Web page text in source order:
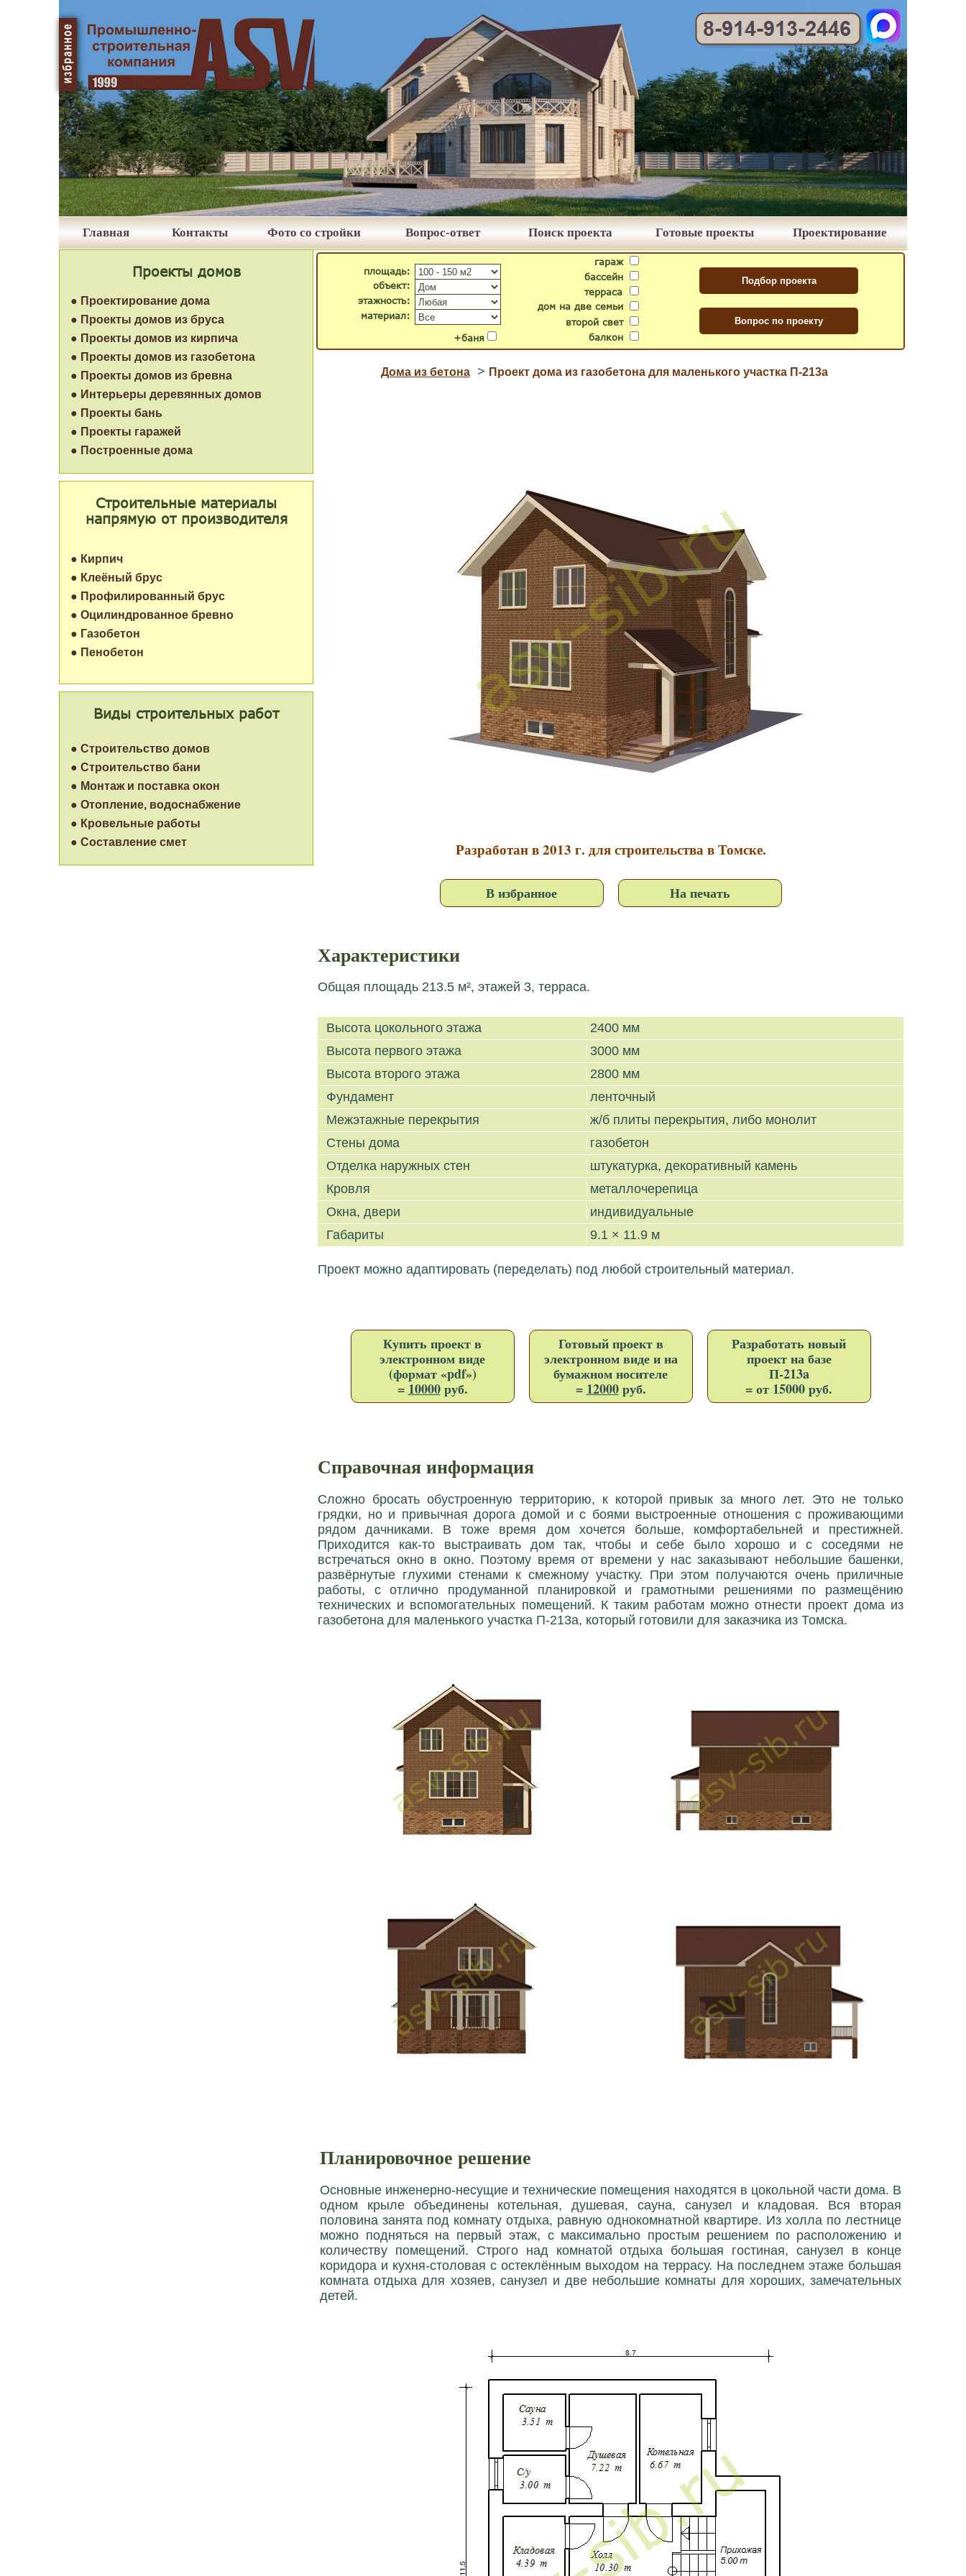
Проектирование
Главная Фото со стройки
Контакты Вопрос-ответ Поиск проекта Готовые проекты
Проекты домов
Строительные материалы
напрямую от производителя
● Кирпич
● Клеёный брус
● Профилированный брус
● Оцилиндрованное бревно
● Газобетон
● Пенобетон
Виды строительных работ
● Строительство домов
● Строительство бани
● Монтаж и поставка окон
● Отопление, водоснабжение
● Кровельные работы
● Составление смет
● Проектирование дома
● Проекты домов из бруса
● Проекты домов из кирпича
● Проекты домов из газобетона
● Проекты домов из бревна
● Интерьеры деревянных домов
● Проекты бань
● Проекты гаражей
● Построенные дома
гараж
бассейн
второй свет
дом на две семьи
терраса
балкон
+баня
объект:
материал:
площадь:
этажность:
Дома из бетона > Проект дома из газобетона для маленького участка П-213a
Разработан в 2013 г. для строительства в Томске.
В избранное На печать
Характеристики
Общая площадь 213.5 м², этажей 3, терраса.
Высота цокольного этажа
2400 мм
Высота первого этажа
3000 мм
Высота второго этажа
2800 мм
Фундамент
ленточный
Межэтажные перекрытия
ж/б плиты перекрытия, либо монолит
Стены дома
газобетон
Отделка наружных стен
штукатурка, декоративный камень
Кровля
металлочерепица
Окна, двери
индивидуальные
Габариты
9.1 × 11.9 м
Проект можно адаптировать (переделать) под любой строительный материал.
Купить проект в
электронном виде
(формат «pdf»)
= 10000руб.
Готовый проект в
электронном виде и на
бумажном носителе
= 12000руб.
Разработать новый
проект на базе
П-213a
= от 15000 руб.
Справочная информация
Сложно бросать обустроенную территорию, к которой привык за много лет. Это не только
грядки, но и привычная дорога домой и с боями выстроенные отношения с проживающими
рядом дачниками. В тоже время дом хочется больше, комфортабельней и престижней.
Приходится как-то выстраивать дом так, чтобы и себе было хорошо и с соседями не
встречаться окно в окно. Поэтому время от времени у нас заказывают небольшие башенки,
развёрнутые глухими стенами к смежному участку. При этом получаются очень приличные
работы, с отлично продуманной планировкой и грамотными решениями по размещёнию
технических и вспомогательных помещений. К таким работам можно отнести проект дома из
газобетона для маленького участка П-213a, который готовили для заказчика из Томска.
Планировочное решение
Основные инженерно-несущие и технические помещения находятся в цокольной части дома. В
одном крыле объединены котельная, душевая, сауна, санузел и кладовая. Вся вторая
половина занята под комнату отдыха, равную однокомнатной квартире. Из холла по лестнице
можно подняться на первый этаж, с максимально простым решением по расположению и
количеству помещений. Строго над комнатой отдыха большая гостиная, санузел в конце
коридора и кухня-столовая с остеклённым выходом на террасу. На последнем этаже большая
комната отдыха для хозяев, санузел и две небольшие комнаты для хороших, замечательных
детей.